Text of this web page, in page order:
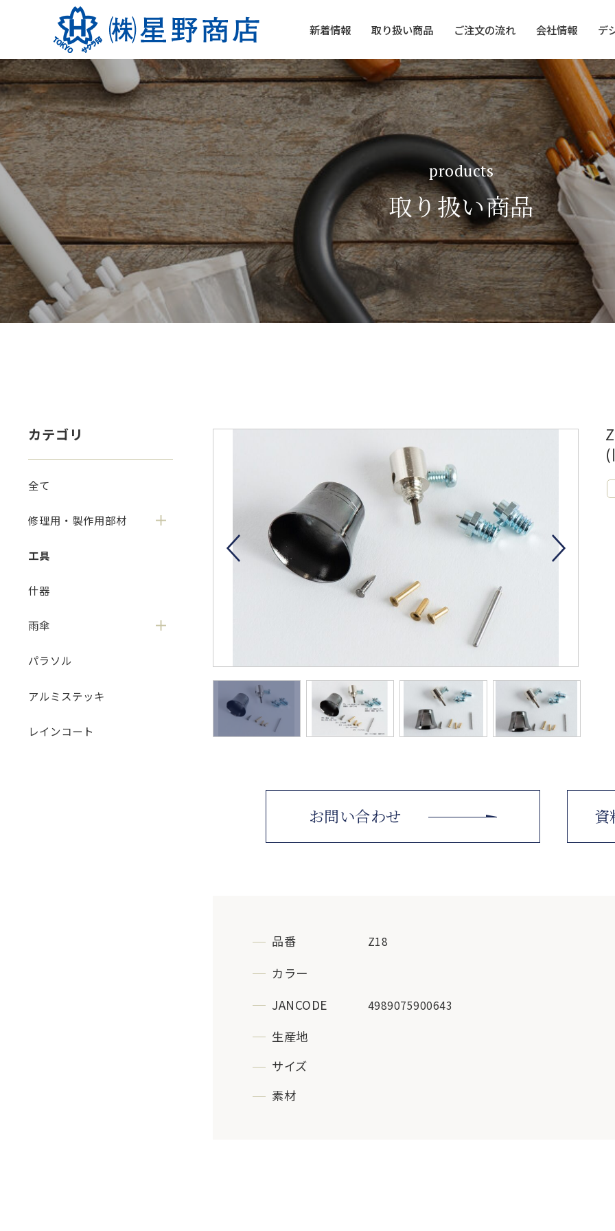
新着情報 取り扱い商品 ご注文の流れ 会社情報 デ
products
取り扱い商品
カテゴリ
全て
修理用・製作用部材
工具
什器
雨傘
パラソル
アルミステッキ
レインコート
お問い合わせ 資
品番 Z18
カラー
JANCODE
4989075900643
生産地
サイズ
素材